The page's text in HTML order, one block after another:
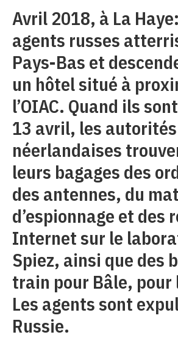
Avril 2018, à La
agents russes
Pays-Bas et
un hôtel situé à
l’OIAC. Quand ils
13 avril, les autorités
néerlandaises
leurs bagages des
des antennes, du
d’espionnage et des
Internet sur le
Spiez, ainsi que des
train pour Bâle, pour
Les agents sont
Russie.